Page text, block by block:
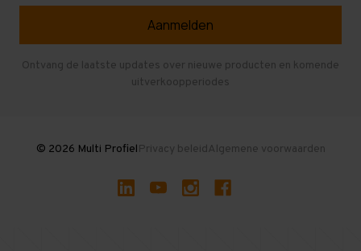
Gebruikte entresolvloeren
Ontvang de laatste updates over nieuwe producten en komende
uitverkoopperiodes
© 2026 Multi ProfielPrivacy beleidAlgemene voorwaarden